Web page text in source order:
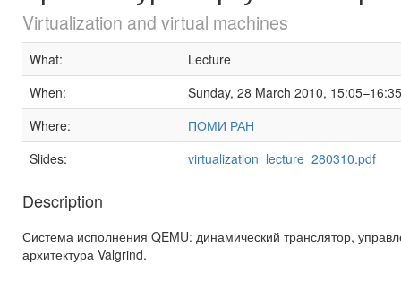
Virtualization and virtual machines
What:
Lecture
When:
Sunday, 28 March 2010, 15:05–16:35
Where:
ПОМИ РАН
Slides:
virtualization_lecture_280310.pdf
Description
Система исполнения QEMU: динамический транслятор,
архитектура Valgrind.